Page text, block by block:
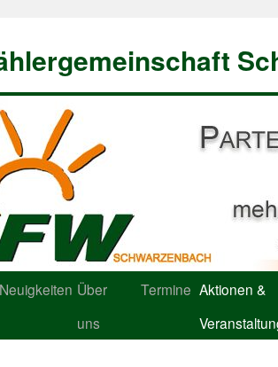
Neuigkeiten Über
uns
Termine Aktionen &